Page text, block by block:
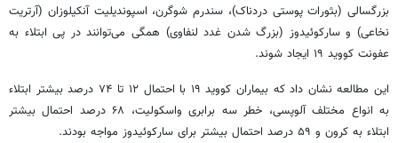
بزرگسالی (بثوراتپوستی دردناک)، سندرم شوگرن، اسپوندیلیت آنکیلوزان (آرتریت
نخاعی) وسارکوئیدوز (بزرگ شدن غدد لنفاوی) همگی می‌توانند در پی ابتلاء به
عفونت کووید ۱۹ ایجاد شوند.
این مطالعه نشان داد که بیماران کووید ۱۹ با احتمال ۱۲ تا ۷۴ درصد بیشتر
ابتلاء
به انواع مختلفآلوپسی، خطر سه برابری واسکولیت، ۶۸ درصد احتمال بیشتر
ابتلاء به کرون و ۵۹ درصد احتمال بیشتر برای سارکوئیدوز مواجه بودند.